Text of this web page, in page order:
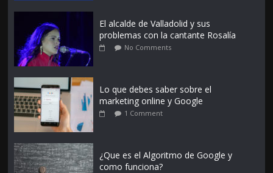
El alcalde de Valladolid y sus
problemas con la cantante Rosalía
No Comments
Lo que debes saber sobre el
marketing online y Google
1 Comment
¿Que es el Algoritmo de Google y
como funciona?